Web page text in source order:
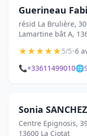
Guerineau
résid La Brulière,
Lamartine bât A,
★★★★★5/5•6
📞+33611499010🌐
Sonia SANCHEZ
Centre Epignosis,
13600 La Ciotat